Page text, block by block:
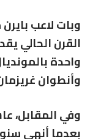
وبات لاعب
القرن الحالي
وأنطوان غريزمان
وفي المقابل،
بعدما أنهى